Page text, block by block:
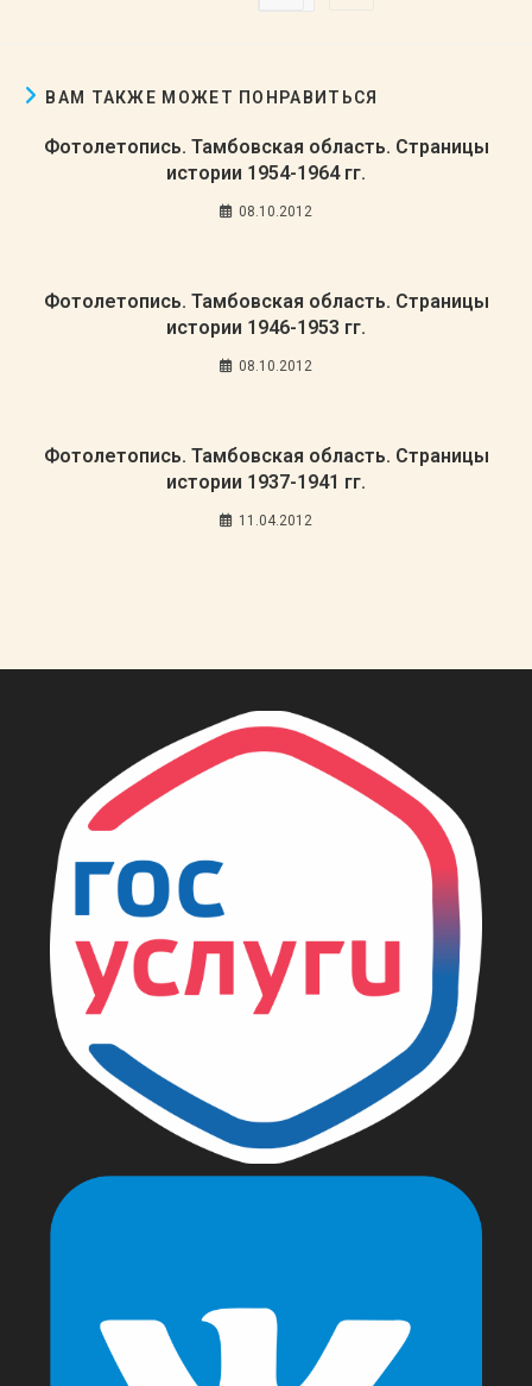
ВАМ ТАКЖЕ МОЖЕТ ПОНРАВИТЬСЯ
Фотолетопись. Тамбовская область. Страницы
истории 1954-1964 гг.
08.10.2012
Фотолетопись. Тамбовская область. Страницы
истории 1946-1953 гг.
08.10.2012
Фотолетопись. Тамбовская область. Страницы
истории 1937-1941 гг.
11.04.2012